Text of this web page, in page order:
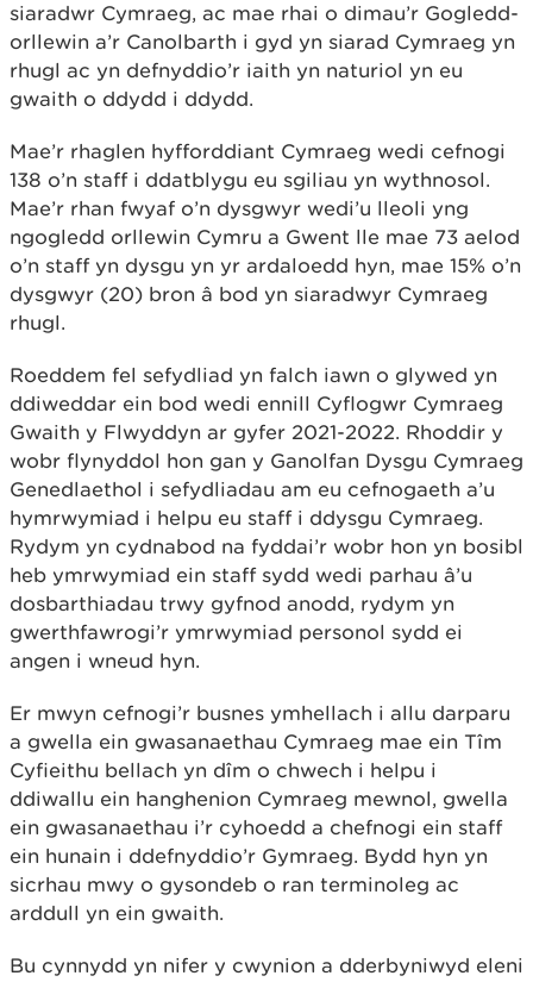
siaradwr Cymraeg, ac mae rhai o dimau’r Gogledd-
orllewin a’r Canolbarth i gyd yn siarad Cymraeg yn
rhugl ac yn defnyddio’r iaith yn naturiol yn eu
gwaith o ddydd i ddydd.
Mae’r rhaglen hyfforddiant Cymraeg wedi cefnogi
138 o’n staff i ddatblygu eu sgiliau yn wythnosol.
Mae’r rhan fwyaf o’n dysgwyr wedi’u lleoli yng
ngogledd orllewin Cymru a Gwent lle mae 73 aelod
o’n staff yn dysgu yn yr ardaloedd hyn, mae 15% o’n
dysgwyr (20) bron â bod yn siaradwyr Cymraeg
rhugl.
Roeddem fel sefydliad yn falch iawn o glywed yn
ddiweddar ein bod wedi ennill Cyflogwr Cymraeg
Gwaith y Flwyddyn ar gyfer 2021-2022. Rhoddir y
wobr flynyddol hon gan y Ganolfan Dysgu Cymraeg
Genedlaethol i sefydliadau am eu cefnogaeth a’u
hymrwymiad i helpu eu staff i ddysgu Cymraeg.
Rydym yn cydnabod na fyddai’r wobr hon yn bosibl
heb ymrwymiad ein staff sydd wedi parhau â’u
dosbarthiadau trwy gyfnod anodd, rydym yn
gwerthfawrogi’r ymrwymiad personol sydd ei
angen i wneud hyn.
Er mwyn cefnogi’r busnes ymhellach i allu darparu
a gwella ein gwasanaethau Cymraeg mae ein Tîm
Cyfieithu bellach yn dîm o chwech i helpu i
ddiwallu ein hanghenion Cymraeg mewnol, gwella
ein gwasanaethau i’r cyhoedd a chefnogi ein staff
ein hunain i ddefnyddio’r Gymraeg. Bydd hyn yn
sicrhau mwy o gysondeb o ran terminoleg ac
arddull yn ein gwaith.
Bu cynnydd yn nifer y cwynion a dderbyniwyd eleni